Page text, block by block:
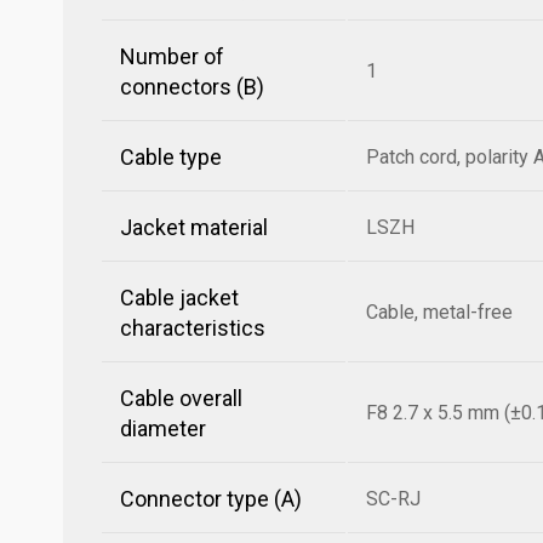
Number of
connectors (B)
1
Cable type Patch cord, polarity
Jacket material LSZH
Cable jacket
characteristics
Cable, metal-free
Cable overall
diameter
F8 2.7 x 5.5 mm
Connector type (A) SC-RJ